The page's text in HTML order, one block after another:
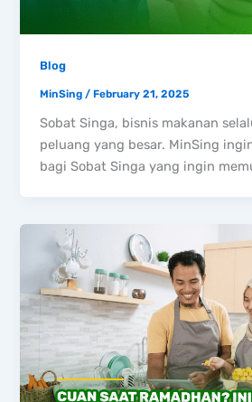
Blog
MinSing /February 21, 2025
Sobat Singa, bisnis makanan
peluang yang besar. MinSing
bagi Sobat Singa yang ingin